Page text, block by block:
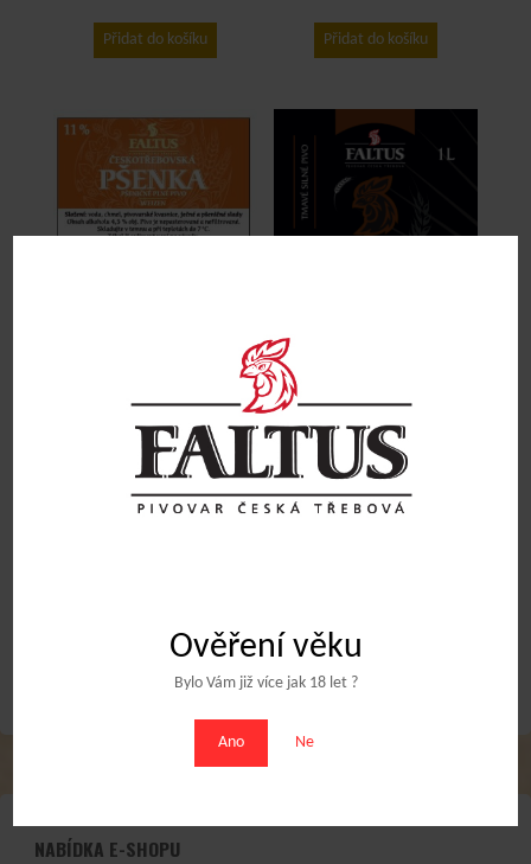
Ověření věku
Bylo Vám již více jak 18 let ?
Ano Ne
Přidat do košíku Přidat do košíku
Přidat do košíku
Etiketa PET KOHOUT 14% 1l –
tmavý speciál
15 Kč
Přidat do košíku
NABÍDKA E-SHOPU